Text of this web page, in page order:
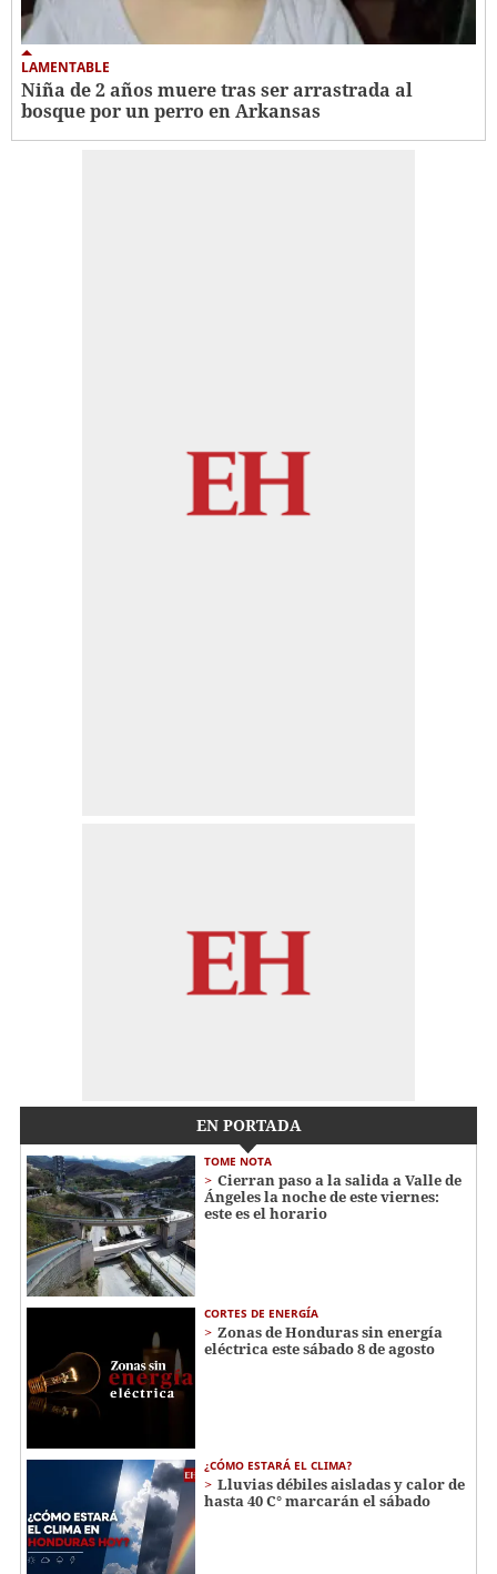
LAMENTABLE
Niña de 2 años muere tras ser arrastrada al
bosque por un perro en Arkansas
EN PORTADA
TOME NOTA
Cierran paso a la salida a Valle de
Ángeles la noche de este viernes:
este es el horario
CORTES DE ENERGÍA
Zonas de Honduras sin energía
eléctrica este sábado 8 de agosto
¿CÓMO ESTARÁ EL CLIMA?
Lluvias débiles aisladas y calor de
hasta 40 C° marcarán el sábado